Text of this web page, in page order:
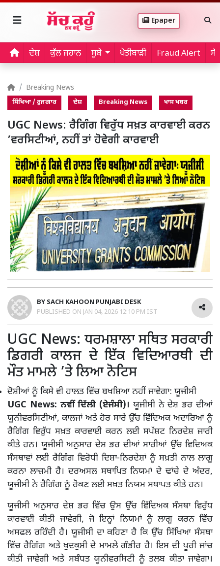
Epaper
ਦੇਸ਼ ਕੁੱਲ ਜਹਾਨ ਸੂਬੇ ਖੇਤੀਬਾੜੀ Fraud Alert
Breaking News
ਸਿੱਖਿਆ / ਰੁਜਗਾਰ ਦੇਸ਼ Breaking News ਖਾਸ ਖਬਰ
UGC News: ਰੈਗਿੰਗ ਵਿਰੁੱਧ ਸਖ਼ਤ ਕਾਰਵਾਈ ਕਰਨ
’ਵਰਸਿਟੀਆਂ, ਨਹੀਂ ਤਾਂ ਹੋਵੇਗੀ ਕਾਰਵਾਈ
BY SACH KAHOON PUNJABI DESK
PUBLISHED ON JAN 04, 2026 12:10 PM IST
UGC News: ਧਰਮਸ਼ਾਲਾ ਸਥਿਤ ਸਰਕਾਰੀ
ਡਿਗਰੀ ਕਾਲਜ ਦੇ ਇੱਕ ਵਿਦਿਆਰਥੀ ਦੀ
ਮੌਤ ਮਾਮਲੇ ’ਤੇ ਲਿਆ ਨੋਟਿਸ
ਦੋਸ਼ੀਆਂ ਨੂੰ ਕਿਸੇ ਵੀ ਹਾਲਤ ਵਿੱਚ ਬਖਸ਼ਿਆ ਨਹੀਂ ਜਾਵੇਗਾ: ਯੂਜੀਸੀ
UGC News: ਨਵੀਂ ਦਿੱਲੀ (ਏਜੰਸੀ)। ਯੂਜੀਸੀ ਨੇ ਦੇਸ਼ ਭਰ ਦੀਆਂ
ਯੂਨੀਵਰਸਿਟੀਆਂ, ਕਾਲਜਾਂ ਅਤੇ ਹੋਰ ਸਾਰੇ ਉੱਚ ਵਿੱਦਿਅਕ ਅਦਾਰਿਆਂ ਨੂੰ
ਰੈਗਿੰਗ ਵਿਰੁੱਧ ਸਖ਼ਤ ਕਾਰਵਾਈ ਕਰਨ ਲਈ ਸਪੱਸ਼ਟ ਨਿਰਦੇਸ਼ ਜਾਰੀ
ਕੀਤੇ ਹਨ। ਯੂਜੀਸੀ ਅਨੁਸਾਰ ਦੇਸ਼ ਭਰ ਦੀਆਂ ਸਾਰੀਆਂ ਉੱਚ ਵਿਦਿਅਕ
ਸੰਸਥਾਵਾਂ ਲਈ ਰੈਗਿੰਗ ਵਿਰੋਧੀ ਦਿਸ਼ਾ-ਨਿਰਦੇਸ਼ਾਂ ਨੂੰ ਸਖ਼ਤੀ ਨਾਲ ਲਾਗੂ
ਕਰਨਾ ਲਾਜ਼ਮੀ ਹੈ। ਦਰਅਸਲ ਸਥਾਪਿਤ ਨਿਯਮਾਂ ਦੇ ਢਾਂਚੇ ਦੇ ਅੰਦਰ,
ਯੂਜੀਸੀ ਨੇ ਰੈਗਿੰਗ ਨੂੰ ਰੋਕਣ ਲਈ ਸਖ਼ਤ ਨਿਯਮ ਸਥਾਪਤ ਕੀਤੇ ਹਨ।
ਯੂਜੀਸੀ ਅਨੁਸਾਰ ਦੇਸ਼ ਭਰ ਵਿੱਚ ਉਸ ਉੱਚ ਵਿੱਦਿਅਕ ਸੰਸਥਾ ਵਿਰੁੱਧ
ਕਾਰਵਾਈ ਕੀਤੀ ਜਾਵੇਗੀ, ਜੋ ਇਨ੍ਹਾਂ ਨਿਯਮਾਂ ਨੂੰ ਲਾਗੂ ਕਰਨ ਵਿੱਚ
ਅਸਫਲ ਰਹਿੰਦੀ ਹੈ। ਯੂਜੀਸੀ ਦਾ ਕਹਿਣਾ ਹੈ ਕਿ ਉੱਚ ਸਿੱਖਿਆ ਸੰਸਥਾ
ਵਿੱਚ ਰੈਗਿੰਗ ਅਤੇ ਖੁਦਕੁਸ਼ੀ ਦੇ ਮਾਮਲੇ ਗੰਭੀਰ ਹੈ। ਇਸ ਦੀ ਪੂਰੀ ਜਾਂਚ
ਕੀਤੀ ਜਾਵੇਗੀ ਅਤੇ ਸਬੰਧਤ ਯੂਨੀਵਰਸਿਟੀ ਨੂੰ ਤਲਬ ਕੀਤਾ ਜਾਵੇਗਾ।